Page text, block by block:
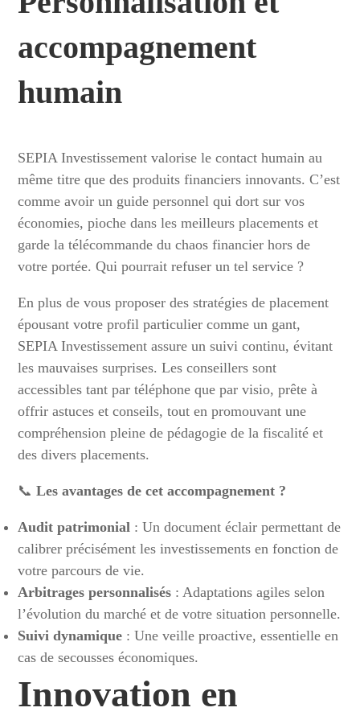
accompagnement
humain
SEPIA Investissement valorise le contact humain au
même titre que des produits financiers innovants. C’est
comme avoir un guide personnel qui dort sur vos
économies, pioche dans les meilleurs placements et
garde la télécommande du chaos financier hors de
votre portée. Qui pourrait refuser un tel service ?
En plus de vous proposer des stratégies de placement
épousant votre profil particulier comme un gant,
SEPIA Investissement assure un suivi continu, évitant
les mauvaises surprises. Les conseillers sont
accessibles tant par téléphone que par visio, prête à
offrir astuces et conseils, tout en promouvant une
compréhension pleine de pédagogie de la fiscalité et
des divers placements.
📞Les avantages de cet accompagnement ?
Audit patrimonial : Un document éclair permettant de
calibrer précisément les investissements en fonction de
votre parcours de vie.
Arbitrages personnalisés : Adaptations agiles selon
l’évolution du marché et de votre situation personnelle.
Suivi dynamique : Une veille proactive, essentielle en
cas de secousses économiques.
Innovation en